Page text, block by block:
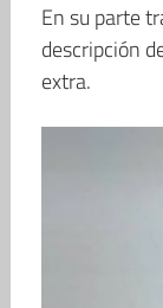
En su parte
descripción
extra.